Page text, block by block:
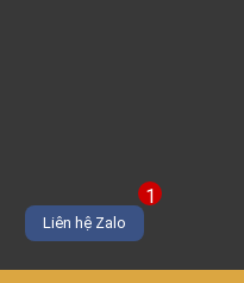
1
Liên hệ Zalo